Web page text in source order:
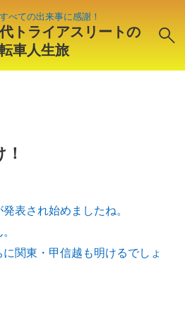
べての出来事に感謝！
トライアスリートの
車人生旅
表され始めましたね。
関東・甲信越も明けるでしょ